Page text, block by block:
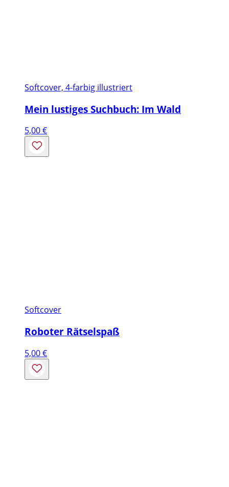
Softcover, 4-farbig illustriert
Mein lustiges Suchbuch: Im Wald
5,00€
Softcover
Roboter Rätselspaß
5,00€